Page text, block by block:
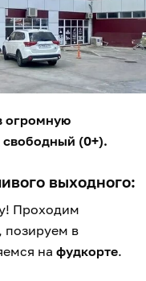
огромную
(0+).
выходного:
Проходим
, позируем в
на фудкорте.